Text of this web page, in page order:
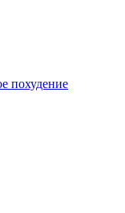
похудение